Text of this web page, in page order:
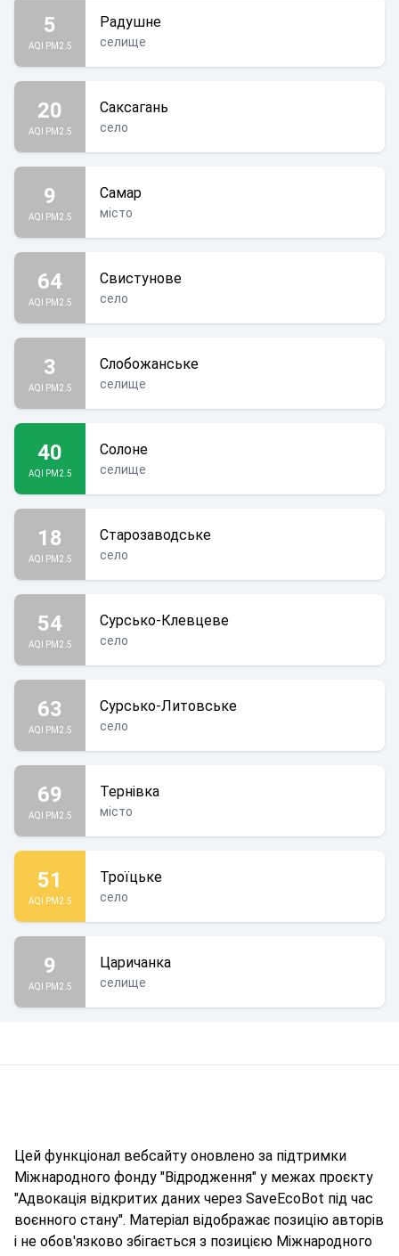
5
AQI PM2.5
Радушне
селище
20
AQI PM2.5
Саксагань
село
9
AQI PM2.5
Самар
місто
64
AQI PM2.5
Свистунове
село
3
AQI PM2.5
Слобожанське
селище
40
AQI PM2.5
Солоне
селище
18
AQI PM2.5
Старозаводське
село
54
AQI PM2.5
Сурсько-Клевцеве
село
63
AQI PM2.5
Сурсько-Литовське
село
69
AQI PM2.5
Тернівка
місто
51
AQI PM2.5
Троїцьке
село
9
AQI PM2.5
Царичанка
селище
Цей функціонал вебсайту оновлено за підтримки
Міжнародного фонду "Відродження" у межах проєкту
"Адвокація відкритих даних через SaveEcoBot під час
воєнного стану". Матеріал відображає позицію авторів
і не обов'язково збігається з позицією Міжнародного